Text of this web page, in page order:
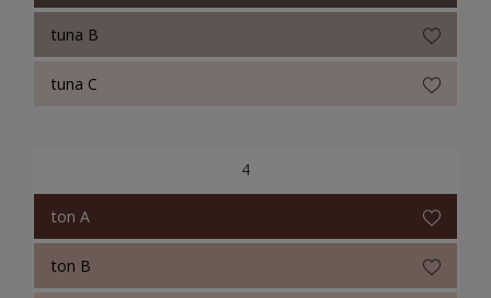
tuna B
tuna C
4
ton A
ton B